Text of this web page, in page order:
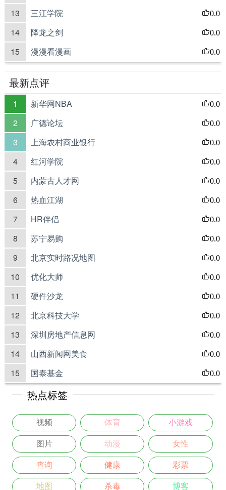
13 三江学院 0.0
14 降龙之剑 0.0
15 漫漫看漫画 0.0
最新点评
1 新华网NBA 0.0
2 广德论坛 0.0
3 上海农村商业银行 0.0
4 红河学院 0.0
5 内蒙古人才网 0.0
6 热血江湖 0.0
7 HR伴侣 0.0
8 苏宁易购 0.0
9 北京实时路况地图 0.0
10 优化大师 0.0
11 硬件沙龙 0.0
12 北京科技大学 0.0
13 深圳房地产信息网 0.0
14 山西新闻网美食 0.0
15 国泰基金 0.0
热点标签
视频 体育 小游戏
图片 动漫 女性
查询 健康 彩票
地图 杀毒 博客